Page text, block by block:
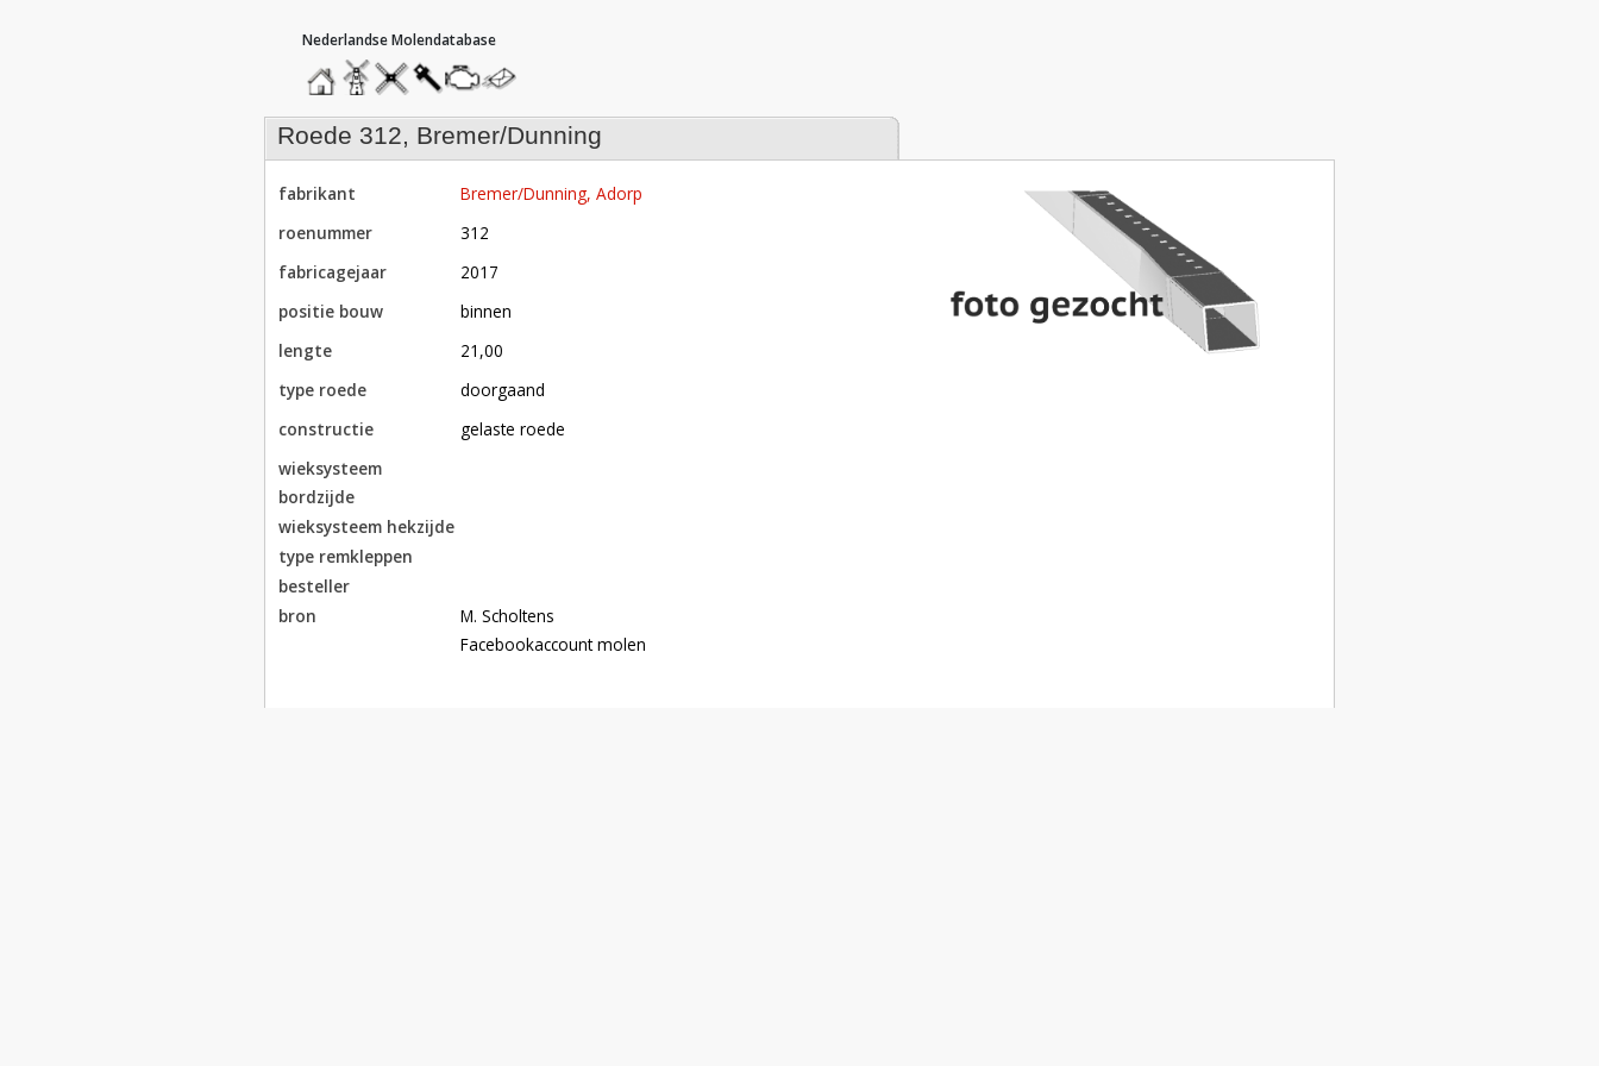
hoofdmenu
homemolendatabase
roedendatabase
assendatabase
motorendatabase
stuur
een
bericht
roede 312, Bremer/Dunning
fabrikant
Bremer/Dunning, Adorp
roenummer
312
fabricagejaar
2017
positie bouw
binnen
lengte
21,00
type roede
doorgaand
constructie
gelaste roede
wieksysteem
bordzijde
wieksysteem hekzijde
type remkleppen
besteller
bron
M. Scholtens
Facebookaccount molen